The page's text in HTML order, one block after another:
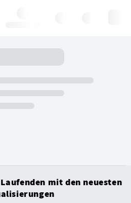
mit den neuesten